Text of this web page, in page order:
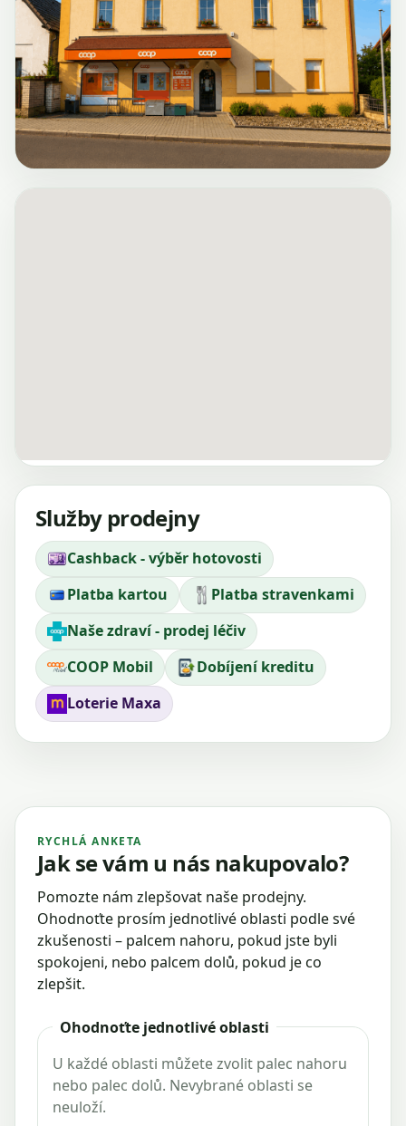
Služby prodejny
Cashback - výběr hotovosti
Platba kartou
Platba stravenkami
Naše zdraví - prodej léčiv
COOP Mobil
Dobíjení kreditu
Loterie Maxa
RYCHLÁ ANKETA
Jak se vám u nás nakupovalo?
Pomozte nám zlepšovat naše prodejny.
Ohodnoťte prosím jednotlivé oblasti podle své
zkušenosti – palcem nahoru, pokud jste byli
spokojeni, nebo palcem dolů, pokud je co
zlepšit.
Ohodnoťte jednotlivé oblasti
U každé oblasti můžete zvolit palec nahoru
nebo palec dolů. Nevybrané oblasti se
neuloží.